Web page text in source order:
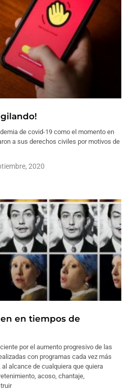
de covid-19 como el momento en
a sus derechos civiles por motivos de
2020
en tiempos de
por el aumento progresivo de las
con programas cada vez más
alcance de cualquiera que quiera
acoso, chantaje,